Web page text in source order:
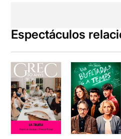
Espectáculos